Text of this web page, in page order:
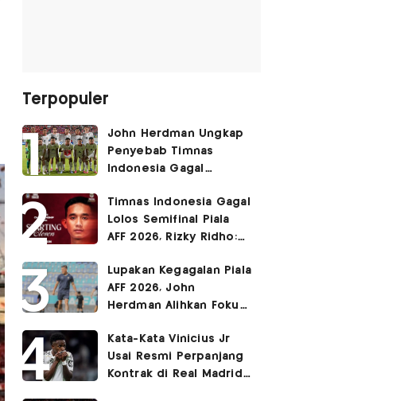
Terpopuler
John Herdman Ungkap
Penyebab Timnas
Indonesia Gagal
Piala AFF 2026
Timnas Indonesia Gagal
Lolos Semifinal Piala
AFF 2026, Rizky Ridho:
Lupakan Kegagalan Piala
AFF 2026, John
Herdman Alihkan Fokus
FIFA ASEAN Cup
Kata-Kata Vinicius Jr
Usai Resmi Perpanjang
Kontrak di Real Madrid